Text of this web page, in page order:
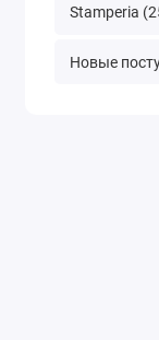
Stamperia
Новые